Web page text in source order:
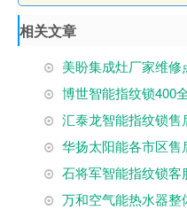
相关文章
美盼集成灶厂家维修
博世智能指纹锁400
汇泰龙智能指纹锁
华扬太阳能各市区
石将军智能指纹锁客
万和空气能热水器整